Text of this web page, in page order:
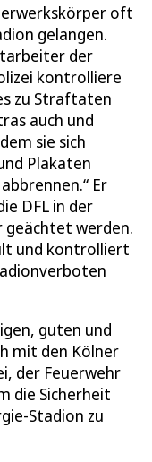
oft
gelangen.
der
kontrolliere
zu Straftaten
auch und
sie sich
Plakaten
Er
DFL in der
geächtet werden.
und kontrolliert
guten und
mit den Kölner
der Feuerwehr
die Sicherheit
Stadion zu